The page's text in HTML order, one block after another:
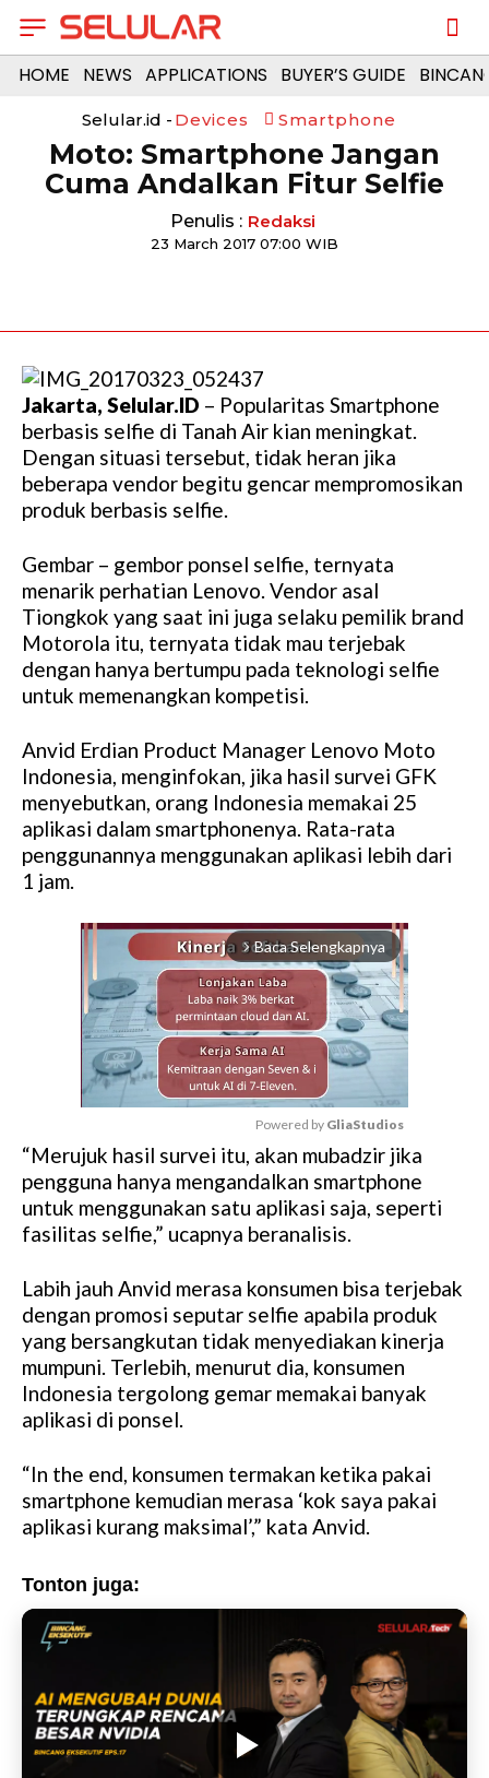
HOME NEWS APPLICATIONS BUYER’S GUIDE
Selular.id - Devices Smartphone
Moto: Smartphone Jangan
Cuma Andalkan Fitur Selfie
Penulis : Redaksi
23 March 2017 07:00 WIB
Jakarta, Selular.ID – Popularitas Smartphone
berbasis selfie di Tanah Air kian meningkat.
Dengan situasi tersebut, tidak heran jika
beberapa vendor begitu gencar mempromosikan
produk berbasis selfie.
Gembar – gembor ponsel selfie, ternyata
menarik perhatian Lenovo. Vendor asal
Tiongkok yang saat ini juga selaku pemilik brand
Motorola itu, ternyata tidak mau terjebak
dengan hanya bertumpu pada teknologi selfie
untuk memenangkan kompetisi.
Anvid Erdian Product Manager Lenovo Moto
Indonesia, menginfokan, jika hasil survei GFK
menyebutkan, orang Indonesia memakai 25
aplikasi dalam smartphonenya. Rata-rata
penggunannya menggunakan aplikasi lebih dari
1 jam.
arrow_forward_ios Baca Selengkapnya
M
u
t
e
Powered by GliaStudios
“Merujuk hasil survei itu, akan mubadzir jika
pengguna hanya mengandalkan smartphone
untuk menggunakan satu aplikasi saja, seperti
fasilitas selfie,” ucapnya beranalisis.
Labih jauh Anvid merasa konsumen bisa terjebak
dengan promosi seputar selfie apabila produk
yang bersangkutan tidak menyediakan kinerja
mumpuni. Terlebih, menurut dia, konsumen
Indonesia tergolong gemar memakai banyak
aplikasi di ponsel.
“In the end, konsumen termakan ketika pakai
smartphone kemudian merasa ‘kok saya pakai
aplikasi kurang maksimal’,” kata Anvid.
Tonton juga: